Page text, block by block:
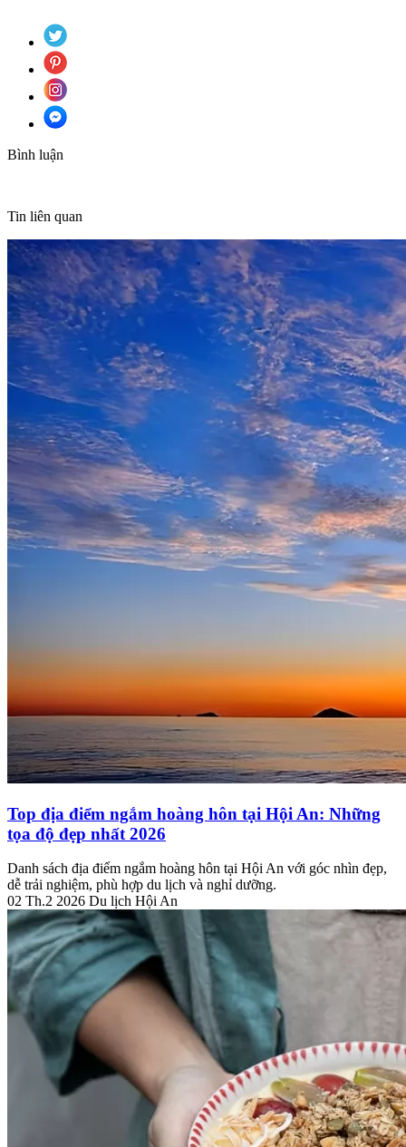
Bình luận
Tin liên quan
Top địa điểm ngắm hoàng hôn tại Hội An: Những
tọa độ đẹp nhất 2026
Danh sách địa điểm ngắm hoàng hôn tại Hội An với góc nhìn đẹp,
dễ trải nghiệm, phù hợp du lịch và nghỉ dưỡng.
02 Th.2 2026 Du lịch Hội An